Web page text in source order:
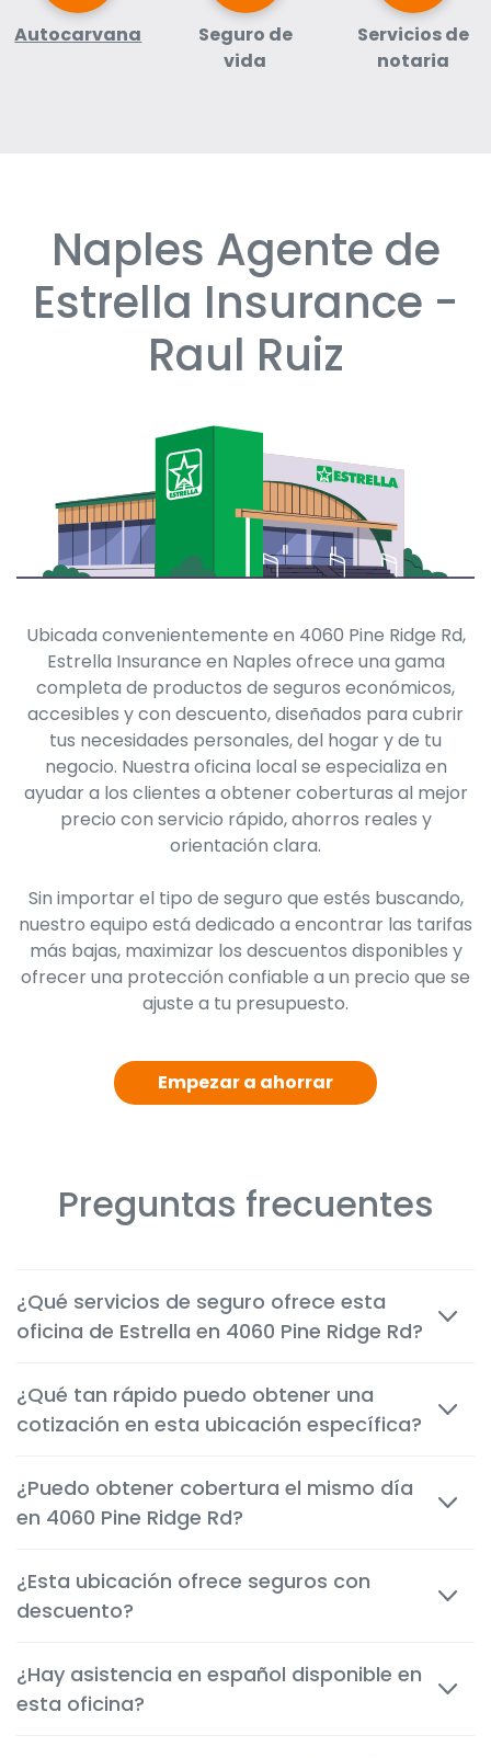
Autocarvana
Seguro de
vida
Servicios de
notaria
Naples Agente de
Estrella Insurance -
Raul Ruiz
Ubicada convenientemente en 4060 Pine Ridge Rd,
Estrella Insurance en Naples ofrece una gama
completa de productos de seguros económicos,
accesibles y con descuento, diseñados para cubrir
tus necesidades personales, del hogar y de tu
negocio. Nuestra oficina local se especializa en
ayudar a los clientes a obtener coberturas al mejor
precio con servicio rápido, ahorros reales y
orientación clara.
Sin importar el tipo de seguro que estés buscando,
nuestro equipo está dedicado a encontrar las tarifas
más bajas, maximizar los descuentos disponibles y
ofrecer una protección confiable a un precio que se
ajuste a tu presupuesto.
Empezar a ahorrar
Preguntas frecuentes
¿Qué servicios de seguro ofrece esta
oficina de Estrella en 4060 Pine Ridge Rd?
inquilinos, motocicleta, comerciales, de vida y de
salud, adaptados a las necesidades de los clientes en
¿Qué tan rápido puedo obtener una
cotización en esta ubicación específica?
cuestión de minutos, tanto en persona como por
teléfono, o por internet para que puedas tomar
¿Puedo obtener cobertura el mismo día
en 4060 Pine Ridge Rd?
suelen comenzar inmediatamente después de la
aprobación, brindándote protección instantánea.
¿Esta ubicación ofrece seguros con
descuento?
descuentos disponibles para obtener la tarifa más
económica posible según tu situación.
¿Hay asistencia en español disponible en
esta oficina?